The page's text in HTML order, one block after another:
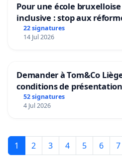
Pour une école
inclusive : stop aux
primaire
22 signatures
14 Jul 2026
Demander à Tom&Co
conditions de
mettre fin à la vente
52 signatures
4 Jul 2026
1 2 3 4 5 6 7